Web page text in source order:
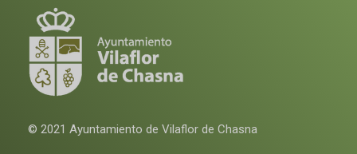
© 2021 Ayuntamiento de Vilaflor de Chasna